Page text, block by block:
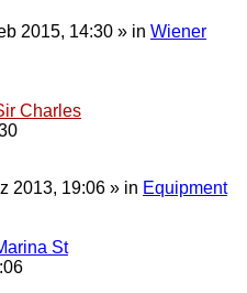
2015, 14:30 » in Wiener
Charles
2013, 19:06 » in Equipment
St